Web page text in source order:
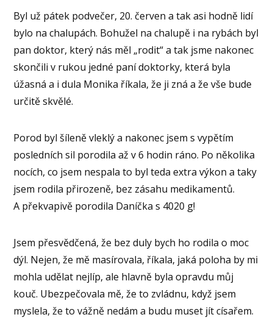
Byl už pátek podvečer, 20. červen a tak asi hodně lidí
bylo na chalupách. Bohužel na chalupě i na rybách byl
pan doktor, který nás měl „rodit“ a tak jsme nakonec
skončili v rukou jedné paní doktorky, která byla
úžasná a i dula Monika říkala, že ji zná a že vše bude
určitě skvělé.
Porod byl šíleně vleklý a nakonec jsem s vypětím
posledních sil porodila až v 6 hodin ráno. Po několika
nocích, co jsem nespala to byl teda extra výkon a taky
jsem rodila přirozeně, bez zásahu medikamentů.
A překvapivě porodila Daníčka s 4020 g!
Jsem přesvědčená, že bez duly bych ho rodila o moc
dýl. Nejen, že mě masírovala, říkala, jaká poloha by mi
mohla udělat nejlíp, ale hlavně byla opravdu můj
kouč. Ubezpečovala mě, že to zvládnu, když jsem
myslela, že to vážně nedám a budu muset jít císařem.